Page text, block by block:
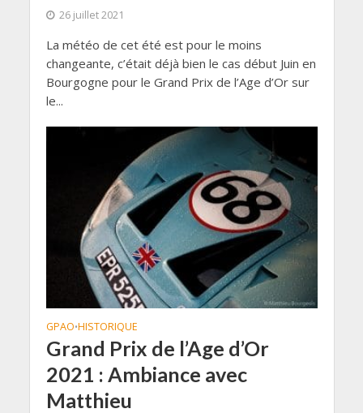
26 juillet 2021
La météo de cet été est pour le moins
changeante, c’était déjà bien le cas début Juin en
Bourgogne pour le Grand Prix de l’Age d’Or sur
le...
GPAO•HISTORIQUE
Grand Prix de l’Age d’Or
2021 : Ambiance avec
Matthieu